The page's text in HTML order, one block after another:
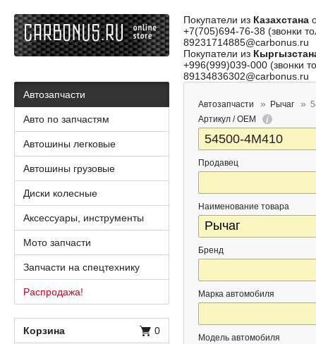
Покупатели из Казахстана
+7(705)694-76-38 (звонки
89231714885@carbonus.ru
Покупатели из
+996(999)039-000 (звонки
89134836302@carbonus.ru
Автозапчасти Рычаг
Артикул / OEM
Продавец
Наименование товара
Бренд
Марка автомобиля
Модель автомобиля
Автозапчасти
Авто по запчастям
Автошины легковые
Автошины грузовые
Диски колесные
Аксессуары, инструменты
Мото запчасти
Запчасти на спецтехнику
Распродажа!
Корзина 0